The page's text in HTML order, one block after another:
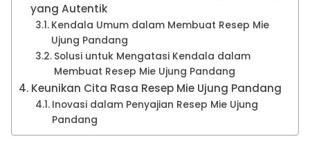
yang Autentik
Kendala Umum dalam Membuat Resep Mie
Ujung Pandang
Solusi untuk Mengatasi Kendala dalam
Membuat Resep Mie Ujung Pandang
Keunikan Cita Rasa Resep Mie Ujung Pandang
Inovasi dalam Penyajian Resep Mie Ujung
Pandang